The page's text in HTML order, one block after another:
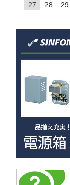
27
28 29